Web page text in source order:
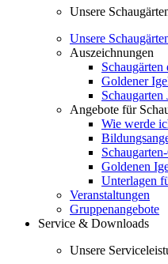
Unsere
Unsere
Auszeichnungen
Schaugärten
Goldener
Schaugarten
Angebote für
Wie werde
Goldenen
Unterlagen
Veranstaltungen
Gruppenangebote
Service & Downloads
Unsere